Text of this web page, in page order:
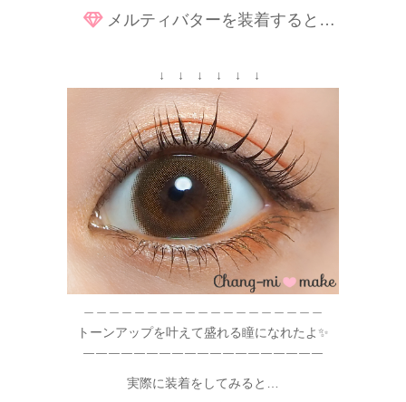
メルティバターを装着すると…
↓ ↓ ↓ ↓ ↓ ↓
トーンアップを叶えて盛れる瞳になれたよ✨
￣￣￣￣￣￣￣￣￣￣￣￣￣￣￣￣￣￣￣
実際に装着をしてみると…